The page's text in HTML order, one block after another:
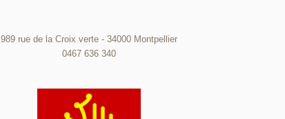
989 rue de la Croix verte - 34000 Montpellier
0467 636 340